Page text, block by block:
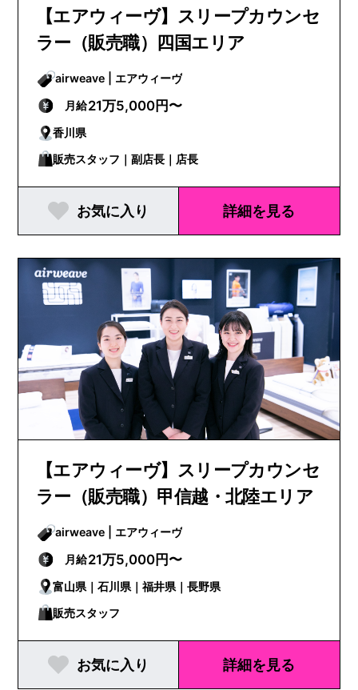
【エアウィーヴ】スリープカウンセ
ラー（販売職）四国エリア
airweave | エアウィーヴ
月給21万5,000円〜
香川県
販売スタッフ｜副店長｜店長
お気に入り 詳細を見る
【エアウィーヴ】スリープカウンセ
ラー（販売職）甲信越・北陸エリア
airweave | エアウィーヴ
月給21万5,000円〜
富山県｜石川県｜福井県｜長野県
販売スタッフ
お気に入り 詳細を見る